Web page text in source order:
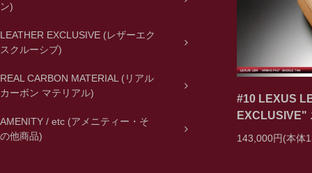
ン)
LEATHER EXCLUSIVE (レザーエク
スクルーシブ)
REAL CARBON MATERIAL (リアル
カーボン マテリアル)
AMENITY / etc (アメニティー・そ
の他商品)
#10 LEXUS
EXCLUSIVE"
143,000円(本体